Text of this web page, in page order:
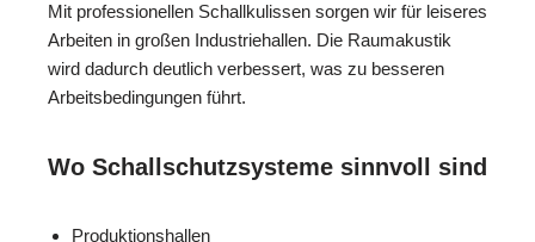
Mit professionellen Schallkulissen sorgen wir für leiseres
Arbeiten in großen Industriehallen. Die Raumakustik
wird dadurch deutlich verbessert, was zu besseren
Arbeitsbedingungen führt.
Wo Schallschutzsysteme sinnvoll sind
Produktionshallen